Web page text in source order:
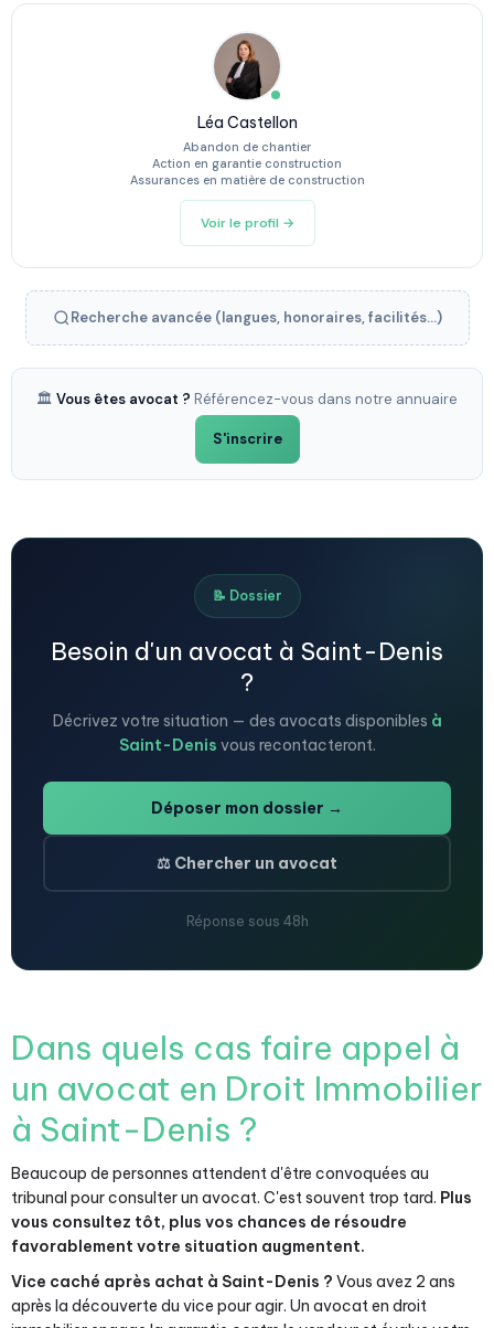
Léa Castellon
Abandon de chantier
Action en garantie construction
Assurances en matière de construction
Voir le profil →
Recherche avancée (langues, honoraires, facilités...)
🏛️ Vous êtes avocat ? Référencez-vous dans notre annuaire
S'inscrire
📝 Dossier
Besoin d'un avocat à Saint-Denis
?
Décrivez votre situation — des avocats disponibles à
Saint-Denis vous recontacteront.
Déposer mon dossier →
⚖️ Chercher un avocat
Réponse sous 48h
Dans quels cas faire appel à
un avocat en Droit Immobilier
à Saint-Denis ?
Beaucoup de personnes attendent d'être convoquées au
tribunal pour consulter un avocat. C'est souvent trop tard. Plus
vous consultez tôt, plus vos chances de résoudre
favorablement votre situation augmentent.
Vice caché après achat à Saint-Denis ? Vous avez 2 ans
après la découverte du vice pour agir. Un avocat en droit